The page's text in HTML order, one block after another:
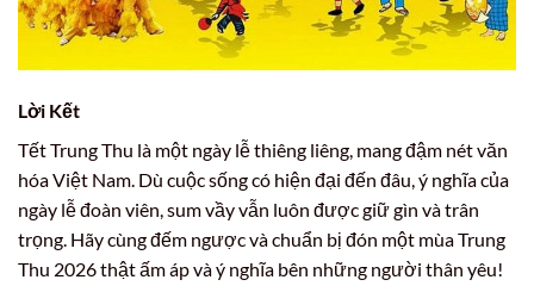
Lời Kết
Tết Trung Thu là một ngày lễ thiêng liêng, mang đậm nét văn
hóa Việt Nam. Dù cuộc sống có hiện đại đến đâu, ý nghĩa của
ngày lễ đoàn viên, sum vầy vẫn luôn được giữ gìn và trân
trọng. Hãy cùng đếm ngược và chuẩn bị đón một mùa Trung
Thu 2026 thật ấm áp và ý nghĩa bên những người thân yêu!